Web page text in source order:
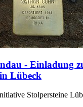
- Einladung
Lübeck
Stolpersteine